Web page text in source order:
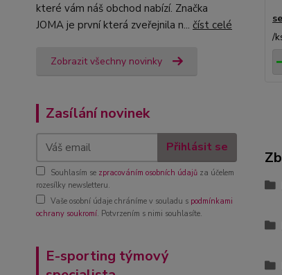
které vám náš obchod nabízí. Značka
JOMA je první která zveřejnila n... číst celé
Zobrazit všechny novinky
Zasílání novinek
Přihlásit se
Souhlasím se zpracováním osobních údajů za účelem
rozesílky newsletteru.
Vaše osobní údaje chráníme v souladu s podmínkami
ochrany soukromí. Potvrzením s nimi souhlasíte.
E-sporting týmový
/